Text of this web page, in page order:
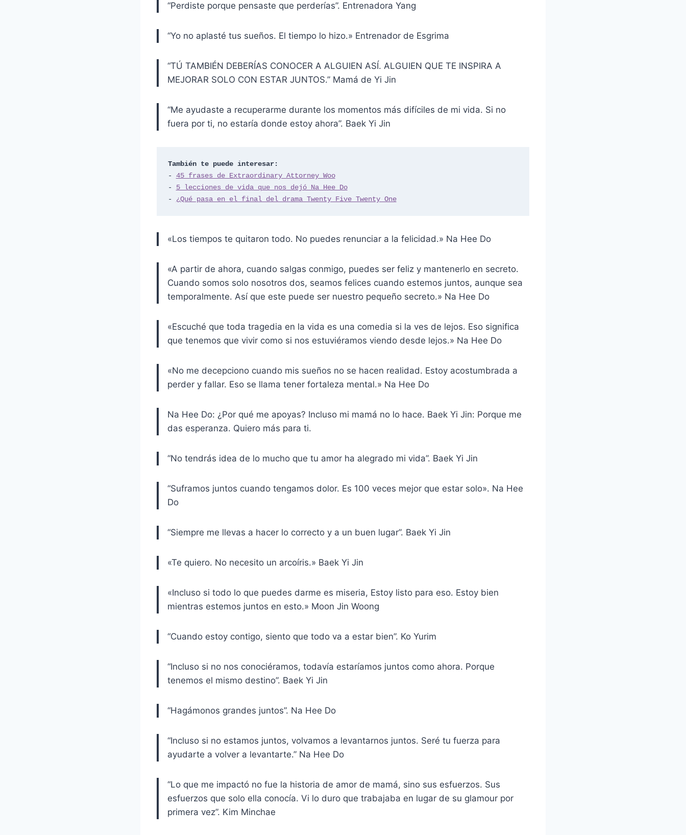
“Perdiste porque pensaste que perderías”. Entrenadora Yang
“Yo no aplasté tus sueños. El tiempo lo hizo.» Entrenador de Esgrima
“TÚ TAMBIÉN DEBERÍAS CONOCER A ALGUIEN ASÍ. ALGUIEN QUE TE INSPIRA A
MEJORAR SOLO CON ESTAR JUNTOS.” Mamá de Yi Jin
“Me ayudaste a recuperarme durante los momentos más difíciles de mi vida. Si no
fuera por ti, no estaría donde estoy ahora”. Baek Yi Jin
También te puede interesar:
- 45 frases de Extraordinary Attorney Woo
- 5 lecciones de vida que nos dejó Na Hee Do
- ¿Qué pasa en el final del drama Twenty Five Twenty One
«Los tiempos te quitaron todo. No puedes renunciar a la felicidad.» Na Hee Do
«A partir de ahora, cuando salgas conmigo, puedes ser feliz y mantenerlo en secreto.
Cuando somos solo nosotros dos, seamos felices cuando estemos juntos, aunque sea
temporalmente. Así que este puede ser nuestro pequeño secreto.» Na Hee Do
«Escuché que toda tragedia en la vida es una comedia si la ves de lejos. Eso significa
que tenemos que vivir como si nos estuviéramos viendo desde lejos.» Na Hee Do
«No me decepciono cuando mis sueños no se hacen realidad. Estoy acostumbrada a
perder y fallar. Eso se llama tener fortaleza mental.» Na Hee Do
Na Hee Do: ¿Por qué me apoyas? Incluso mi mamá no lo hace. Baek Yi Jin: Porque me
das esperanza. Quiero más para ti.
“No tendrás idea de lo mucho que tu amor ha alegrado mi vida”. Baek Yi Jin
“Suframos juntos cuando tengamos dolor. Es 100 veces mejor que estar solo». Na Hee
Do
“Siempre me llevas a hacer lo correcto y a un buen lugar”. Baek Yi Jin
«Te quiero. No necesito un arcoíris.» Baek Yi Jin
«Incluso si todo lo que puedes darme es miseria, Estoy listo para eso. Estoy bien
mientras estemos juntos en esto.» Moon Jin Woong
“Cuando estoy contigo, siento que todo va a estar bien”. Ko Yurim
“Incluso si no nos conociéramos, todavía estaríamos juntos como ahora. Porque
tenemos el mismo destino”. Baek Yi Jin
“Hagámonos grandes juntos”. Na Hee Do
“Incluso si no estamos juntos, volvamos a levantarnos juntos. Seré tu fuerza para
ayudarte a volver a levantarte.” Na Hee Do
“Lo que me impactó no fue la historia de amor de mamá, sino sus esfuerzos. Sus
esfuerzos que solo ella conocía. Vi lo duro que trabajaba en lugar de su glamour por
primera vez”. Kim Minchae